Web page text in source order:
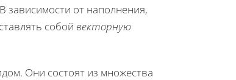
зависимости от наполнения,
собой векторную
Они состоят из множества